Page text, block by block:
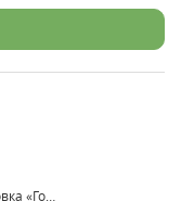
Лесничество Верхне Сочинское, остановка «Гортоп»